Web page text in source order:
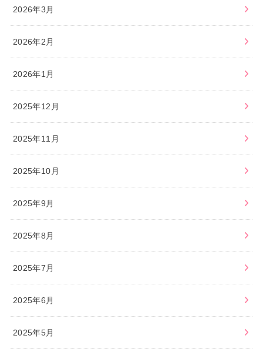
2026年3月
2026年2月
2026年1月
2025年12月
2025年11月
2025年10月
2025年9月
2025年8月
2025年7月
2025年6月
2025年5月